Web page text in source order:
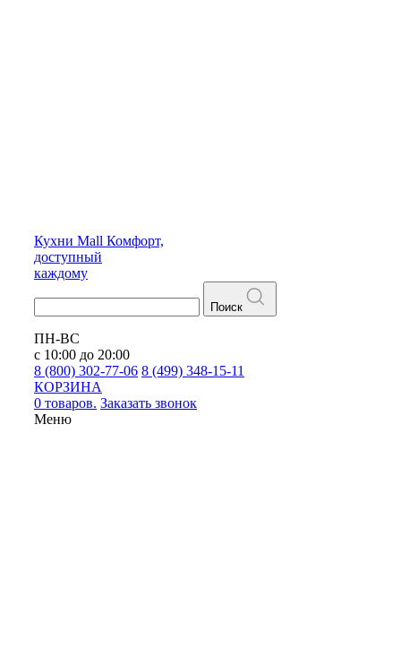
Кухни Mall Комфорт,
доступный
каждому
Поиск
ПН-ВС
с 10:00 до 20:00
8 (800) 302-77-06 8 (499) 348-15-11
КОРЗИНА
0 товаров. Заказать звонок
Меню